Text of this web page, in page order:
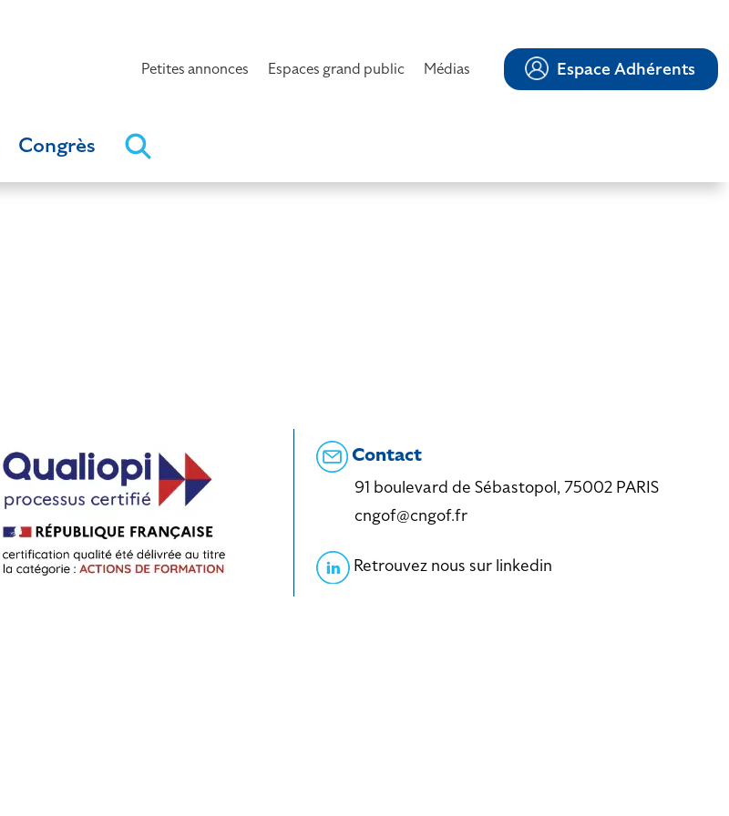
Petites annonces Espaces grand public Médias Espace Adhérents
Congrès
Contact
91 boulevard de Sébastopol, 75002 PARIS
cngof@cngof.fr
Retrouvez nous sur linkedin